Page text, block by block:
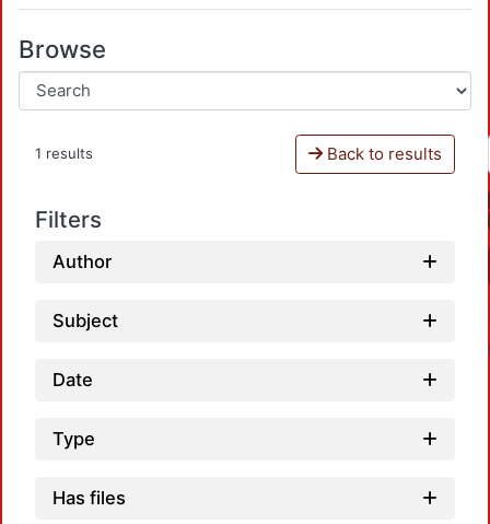
Browse
1 results Back to results
Filters
Author
Subject
Date
Type
Has files